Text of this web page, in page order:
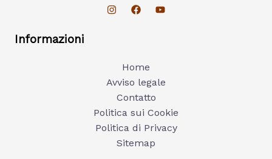
Informazioni
Home
Avviso legale
Contatto
Politica sui Cookie
Politica di Privacy
Sitemap